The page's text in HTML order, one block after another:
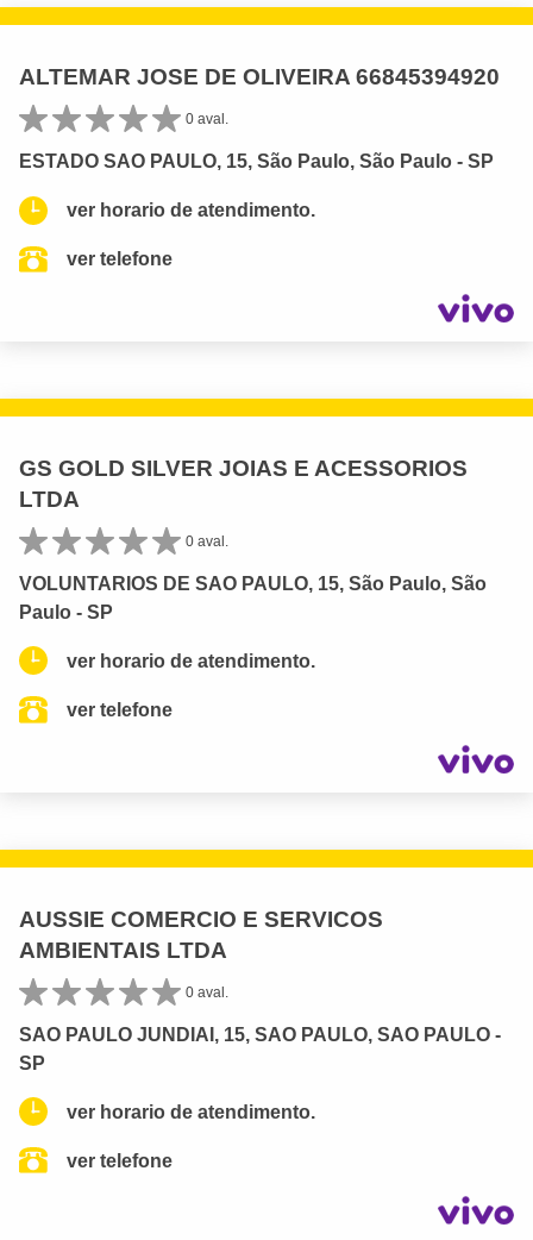
ALTEMAR JOSE DE OLIVEIRA 66845394920
0 aval.
ESTADO SAO PAULO, 15, São Paulo, São Paulo - SP
ver horario de atendimento.
ver telefone
GS GOLD SILVER JOIAS E ACESSORIOS
LTDA
0 aval.
VOLUNTARIOS DE SAO PAULO, 15, São Paulo, São
Paulo - SP
ver horario de atendimento.
ver telefone
AUSSIE COMERCIO E SERVICOS
AMBIENTAIS LTDA
0 aval.
SAO PAULO JUNDIAI, 15, SAO PAULO, SAO PAULO -
SP
ver horario de atendimento.
ver telefone